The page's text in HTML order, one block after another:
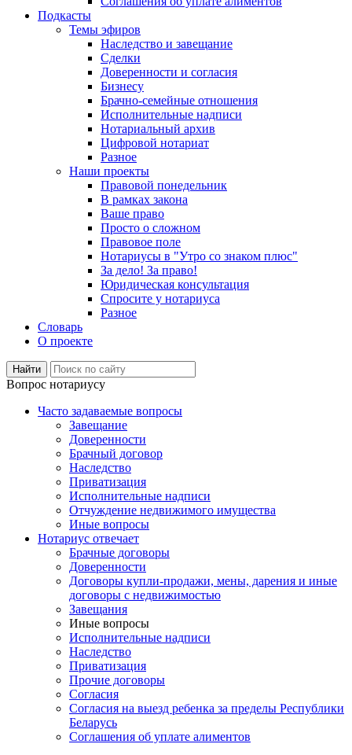
Подкасты
Темы эфиров
Наследство и завещание
Сделки
Доверенности и согласия
Бизнесу
Брачно-семейные отношения
Исполнительные надписи
Нотариальный архив
Цифровой нотариат
Разное
Наши проекты
Правовой понедельник
В рамках закона
Ваше право
Просто о сложном
Правовое поле
Нотариусы в "Утро со знаком плюс"
За дело! За право!
Юридическая консультация
Спросите у нотариуса
Разное
Словарь
О проекте
Вопрос нотариусу
Часто задаваемые вопросы
Завещание
Доверенности
Брачный договор
Наследство
Приватизация
Исполнительные надписи
Отчуждение недвижимого имущества
Иные вопросы
Нотариус отвечает
Брачные договоры
Доверенности
Договоры купли-продажи, мены, дарения и иные
договоры с недвижимостью
Завещания
Иные вопросы
Исполнительные надписи
Наследство
Приватизация
Прочие договоры
Согласия
Согласия на выезд ребенка за пределы Республики
Беларусь
Соглашения об уплате алиментов